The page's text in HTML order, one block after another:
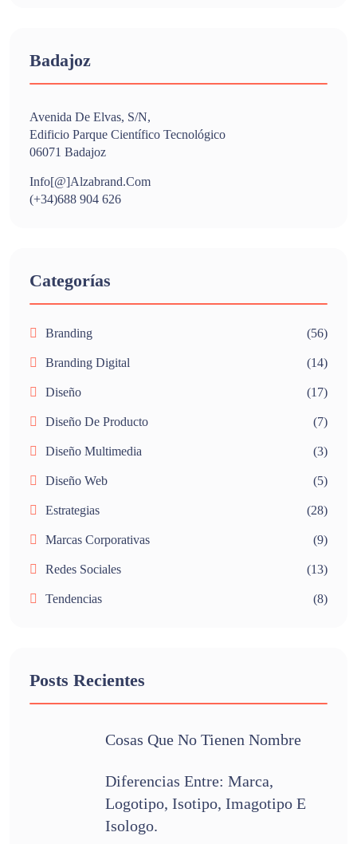
Badajoz
Avenida De Elvas, S/n,
Edificio Parque Científico Tecnológico
06071 Badajoz
Info[@]alzabrand.com
(+34)688 904 626
Categorías
Branding (56)
Branding Digital (14)
Diseño (17)
Diseño De Producto (7)
Diseño Multimedia (3)
Diseño Web (5)
Estrategias (28)
Marcas Corporativas (9)
Redes Sociales (13)
Tendencias (8)
Posts Recientes
Cosas Que No Tienen Nombre
Diferencias Entre: Marca,
Logotipo, Isotipo, Imagotipo E
Isologo.